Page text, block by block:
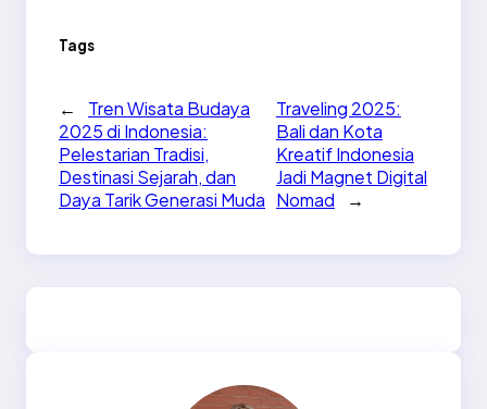
Tags
←
Tren Wisata Budaya
2025 di Indonesia:
Pelestarian Tradisi,
Destinasi Sejarah, dan
Daya Tarik Generasi Muda
Traveling 2025:
Bali dan Kota
Kreatif Indonesia
Jadi Magnet Digital
Nomad
→